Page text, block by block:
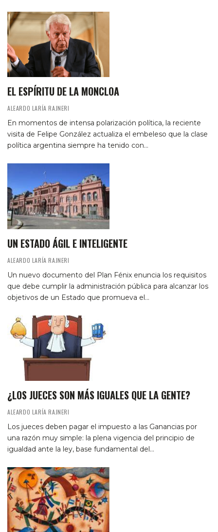
EL ESPÍRITU DE LA MONCLOA
ALEARDO LARÍA RAJNERI
En momentos de intensa polarización política, la reciente
visita de Felipe González actualiza el embeleso que la clase
política argentina siempre ha tenido con…
UN ESTADO ÁGIL E INTELIGENTE
ALEARDO LARÍA RAJNERI
Un nuevo documento del Plan Fénix enuncia los requisitos
que debe cumplir la administración pública para alcanzar los
objetivos de un Estado que promueva el…
¿LOS JUECES SON MÁS IGUALES QUE LA GENTE?
ALEARDO LARÍA RAJNERI
Los jueces deben pagar el impuesto a las Ganancias por
una razón muy simple: la plena vigencia del principio de
igualdad ante la ley, base fundamental del…